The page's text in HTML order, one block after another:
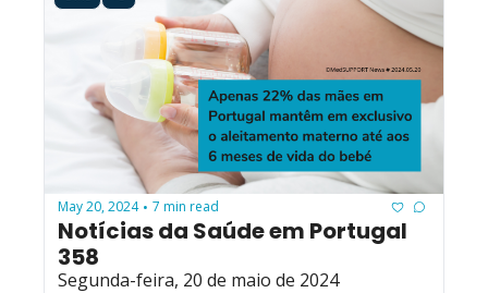
May 20, 2024 • 7 min read
Notícias da Saúde em Portugal
358
Segunda-feira, 20 de maio de 2024